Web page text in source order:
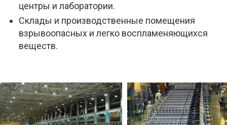
центры и лаборатории.
Склады и производственные помещения
взрывоопасных и легко воспламеняющихся
веществ.